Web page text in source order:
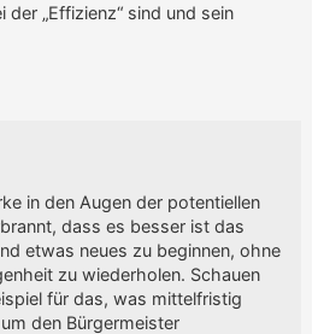
der „Effizienz“ sind und sein
in den Augen der potentiellen
dass es besser ist das
etwas neues zu beginnen, ohne
zu wiederholen. Schauen
für das, was mittelfristig
den Bürgermeister